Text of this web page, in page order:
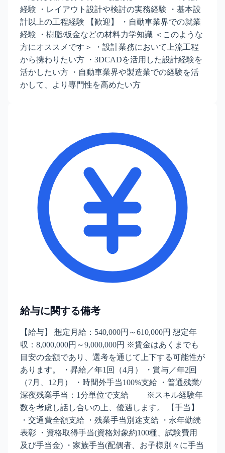
経験 ・レイアウト設計や検討の実務経験 ・基本設
計以上の工程経験 【歓迎】 ・自動車業界での就業
経験 ・樹脂/板金などの材料力学知識 ＜このような
方にオススメです＞ ・設計業務において上流工程
から携わりたい方 ・3DCADを活用した設計経験を
活かしたい方 ・自動車業界や製造業での経験を活
かして、より専門性を高めたい方
給与に関する備考
【給与】 想定月給：540,000円～610,000円 想定年
収：8,000,000円～9,000,000円 ※賃金はあくまでも
目安の金額であり、選考を通じて上下する可能性が
あります。 ・昇給／年1回（4月） ・賞与／年2回
（7月、12月） ・時間外手当100%支給 ・普通残業/
深夜残業手当：1分単位で支給 ※スキル経験年
数を考慮し話し合いの上、優遇します。 【手当】
・交通費全額支給 ・残業手当別途支給 ・永年勤続
表彰 ・資格取得手当(資格対象約100種、試験費用
及び手当金) ・家族手当(配偶者、お子様別々に手当